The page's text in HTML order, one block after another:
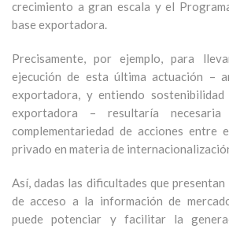
crecimiento a gran escala y el
base exportadora.
Precisamente, por ejemplo, para
ejecución de esta última actuación –
exportadora, y entiendo sostenibilidad
exportadora – resultaría
complementariedad de acciones entre
privado en materia de
Así, dadas las dificultades que
de acceso a la información de
puede potenciar y facilitar la